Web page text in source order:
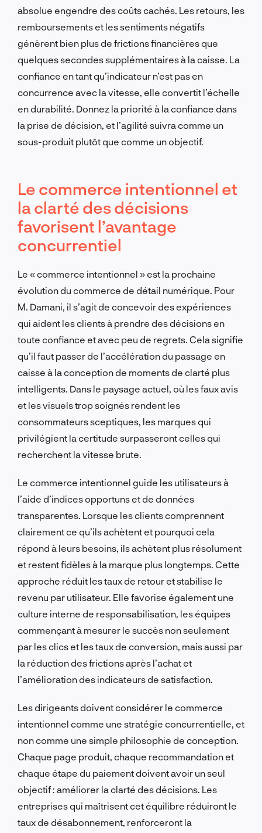
absolue engendre des coûts cachés. Les retours, les
remboursements et les sentiments négatifs
génèrent bien plus de frictions financières que
quelques secondes supplémentaires à la caisse. La
confiance en tant qu’indicateur n’est pas en
concurrence avec la vitesse, elle convertit l’échelle
en durabilité. Donnez la priorité à la confiance dans
la prise de décision, et l’agilité suivra comme un
sous-produit plutôt que comme un objectif.
Le commerce intentionnel et
la clarté des décisions
favorisent l’avantage
concurrentiel
Le « commerce intentionnel » est la prochaine
évolution du commerce de détail numérique. Pour
M. Damani, il s’agit de concevoir des expériences
qui aident les clients à prendre des décisions en
toute confiance et avec peu de regrets. Cela signifie
qu’il faut passer de l’accélération du passage en
caisse à la conception de moments de clarté plus
intelligents. Dans le paysage actuel, où les faux avis
et les visuels trop soignés rendent les
consommateurs sceptiques, les marques qui
privilégient la certitude surpasseront celles qui
recherchent la vitesse brute.
Le commerce intentionnel guide les utilisateurs à
l’aide d’indices opportuns et de données
transparentes. Lorsque les clients comprennent
clairement ce qu’ils achètent et pourquoi cela
répond à leurs besoins, ils achètent plus résolument
et restent fidèles à la marque plus longtemps. Cette
approche réduit les taux de retour et stabilise le
revenu par utilisateur. Elle favorise également une
culture interne de responsabilisation, les équipes
commençant à mesurer le succès non seulement
par les clics et les taux de conversion, mais aussi par
la réduction des frictions après l’achat et
l’amélioration des indicateurs de satisfaction.
Les dirigeants doivent considérer le commerce
intentionnel comme une stratégie concurrentielle, et
non comme une simple philosophie de conception.
Chaque page produit, chaque recommandation et
chaque étape du paiement doivent avoir un seul
objectif : améliorer la clarté des décisions. Les
entreprises qui maîtrisent cet équilibre réduiront le
taux de désabonnement, renforceront la